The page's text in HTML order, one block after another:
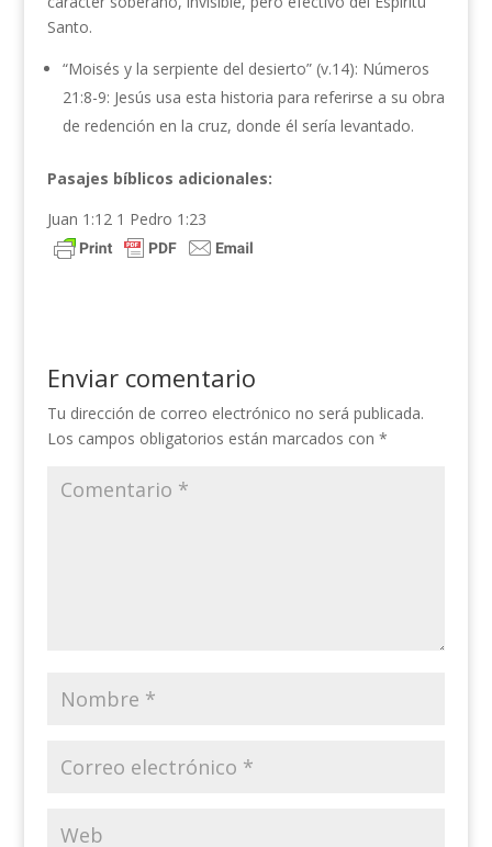
Santo.
“Moisés y la serpiente del desierto” (v.14): Números
21:8-9: Jesús usa esta historia para referirse a su obra
de redención en la cruz, donde él sería levantado.
Pasajes bíblicos adicionales:
Juan 1:12 1 Pedro 1:23
Enviar comentario
Tu dirección de correo electrónico no será publicada.
Los campos obligatorios están marcados con *